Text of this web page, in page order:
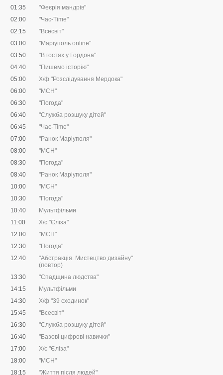
01:35
"Феєрія мандрів"
02:00
"Час-Time"
02:15
"Всесвіт"
03:00
"Маріуполь online"
03:50
"В гостях у Гордона"
04:40
"Пишемо історію"
05:00
Х/ф "Розслідування Мердока"
06:00
"МСН"
06:30
"Погода"
06:40
"Служба розшуку дітей"
06:45
"Час-Time"
07:00
"Ранок Маріуполя"
08:00
"МСН"
08:30
"Погода"
08:40
"Ранок Маріуполя"
10:00
"МСН"
10:30
"Погода"
10:40
Мультфільми
11:00
Х/с "Єліза"
12:00
"МСН"
12:30
"Погода"
12:40
"Абстракція. Мистецтво дизайну"
(повтор)
13:30
"Спадщина людства"
14:15
Мультфільми
14:30
Х/ф "39 сходинок"
15:45
"Всесвіт"
16:30
"Служба розшуку дітей"
16:40
"Базові цифрові навички"
17:00
Х/с "Єліза"
18:00
"МСН"
18:15
"Життя після людей"